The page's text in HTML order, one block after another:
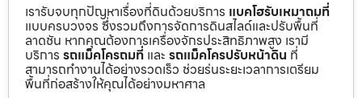
เรารับจบทุกปัญหาเรื่องที่ดินด้วยบริการ แบคโฮรับเหมาถมที่
แบบครบวงจร ซึ่งรวมถึงการจัดการดินสไลด์และปรับพื้นที่
ลาดชัน หากคุณต้องการเครื่องจักรประสิทธิภาพสูง เรามี
บริการ รถแม็คโครถมที่ และ รถแม็คโครปรับหน้าดิน ที่
สามารถทำงานได้อย่างรวดเร็ว ช่วยร่นระยะเวลาการเตรียม
พื้นที่ก่อสร้างให้คุณได้อย่างมหาศาล